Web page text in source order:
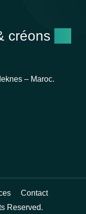
créons
– Maroc.
Contact
Reserved.